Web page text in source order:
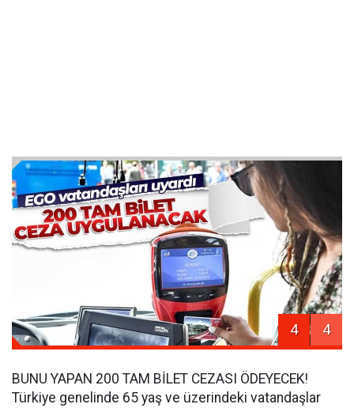
4 4
BUNU YAPAN 200 TAM BİLET CEZASI ÖDEYECEK!
Türkiye genelinde 65 yaş ve üzerindeki vatandaşlar